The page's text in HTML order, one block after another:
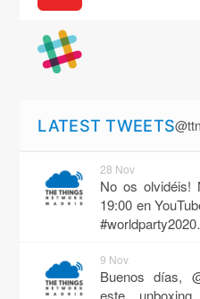
LATEST TWEETS
28 Nov
No os olvidéis!
19:00 en
9 Nov
Buenos días,